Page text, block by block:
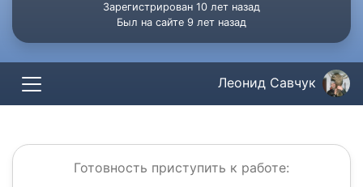
Зарегистрирован 10 лет назад
Был на сайте 9 лет назад
Леонид Савчук
Готовность приступить к работе: